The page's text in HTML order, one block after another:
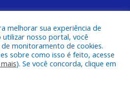
a Prefeitura Municipal de Cametá.
Administrativa
melhorar sua experiência de
nosso portal, você
monitoramento de cookies.
sobre como isso é feito, acesse
). Se você concorda, clique em